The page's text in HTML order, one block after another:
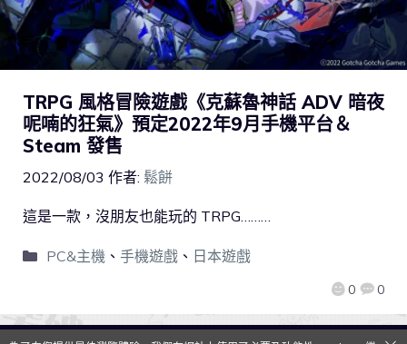
TRPG 風格冒險遊戲《克蘇魯神話 ADV 暗夜
呢喃的狂氣》預定2022年9月手機平台＆
Steam 發售
2022/08/03 作者: 鬆餅
0 0
這是一款，沒朋友也能玩的 TRPG………
PC&主機 、 手機遊戲、 日本遊戲